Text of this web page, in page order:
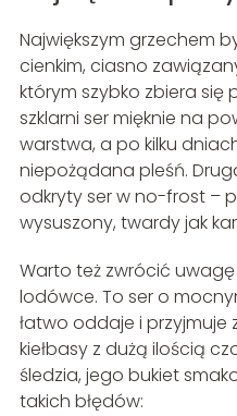
Największym grzechem
cienkim, ciasno
którym szybko zbiera się
szklarni ser mięknie na
warstwa, a po kilku
niepożądana pleśń.
odkryty ser w no-frost –
wysuszony, twardy jak
Warto też zwrócić
lodówce. To ser o
łatwo oddaje i przyjmuje
kiełbasy z dużą ilością
śledzia, jego bukiet
takich błędów: